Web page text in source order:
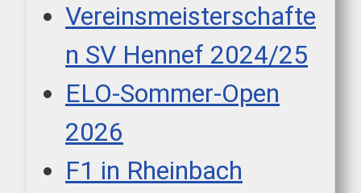
Vereinsmeisterschafte
n SV Hennef 2024/25
ELO-Sommer-Open
2026
F1 in Rheinbach